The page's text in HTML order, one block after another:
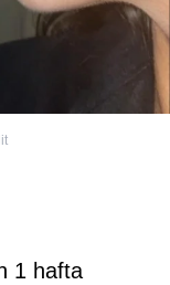
1 hafta